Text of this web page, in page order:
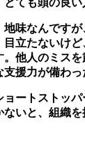
ても頭の良い
地味なんです
目立たないけ
。他人のミス
援力が備わっ
ョートストッ
ないと、組織